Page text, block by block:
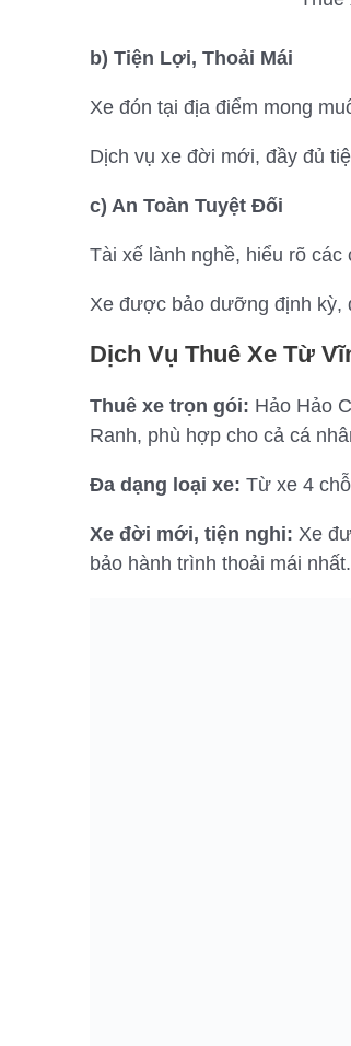
b) Tiện Lợi, Thoải Mái
Xe đón tại địa điểm mong
Dịch vụ xe đời mới, đầy đủ
c) An Toàn Tuyệt Đối
Tài xế lành nghề, hiểu rõ
Xe được bảo dưỡng định kỳ,
Dịch Vụ Thuê Xe Từ
Thuê xe trọn gói: Hảo Hảo
Ranh, phù hợp cho cả cá
Đa dạng loại xe: Từ xe 4
Xe đời mới, tiện nghi: Xe
bảo hành trình thoải mái nhất.